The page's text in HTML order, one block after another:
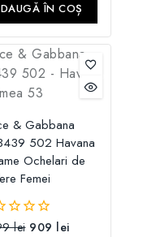
ÎN COȘ
& Gabbana
502 Havana
Ochelari de
Femei
lei 909 lei